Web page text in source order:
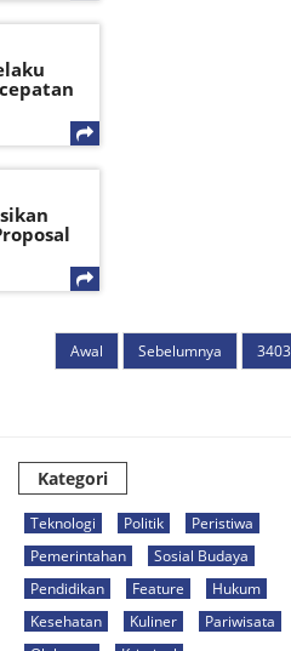
Awal Sebelumnya 3403
Kategori
Teknologi Politik
Peristiwa
Pemerintahan
Sosial Budaya
Pendidikan
Feature
Hukum
Kesehatan
Kuliner
Pariwisata